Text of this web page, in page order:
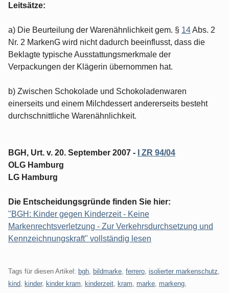
Leitsätze:
a) Die Beurteilung der Warenähnlichkeit gem. § 14Abs. 2
Nr. 2 MarkenG wird nicht dadurch beeinflusst, dass die
Beklagte typische Ausstattungsmerkmale der
Verpackungen der Klägerin übernommen hat.
b) Zwischen Schokolade und Schokoladenwaren
einerseits und einem Milchdessert andererseits besteht
durchschnittliche Warenähnlichkeit.
BGH, Urt. v. 20. September 2007 -
I ZR 94/04
OLG Hamburg
LG Hamburg
Die Entscheidungsgründe finden Sie hier:
"BGH: Kinder gegen Kinderzeit - Keine
Markenrechtsverletzung - Zur Verkehrsdurchsetzung und
Kennzeichnungskraft" vollständig lesen
Tags für diesen Artikel: bgh bildmarke ferrero isolierter markenschutz
kind
kinder, kinder kram kinderzeit kram marke markeng